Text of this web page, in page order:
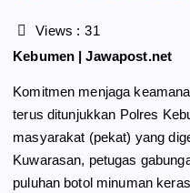
c
o
o
k
r
a
m
A
p
p
Views : 31
Kebumen | Jawapost.net
Komitmen menjaga
terus ditunjukkan Polres
masyarakat (pekat) yang
Kuwarasan, petugas
puluhan botol minuman